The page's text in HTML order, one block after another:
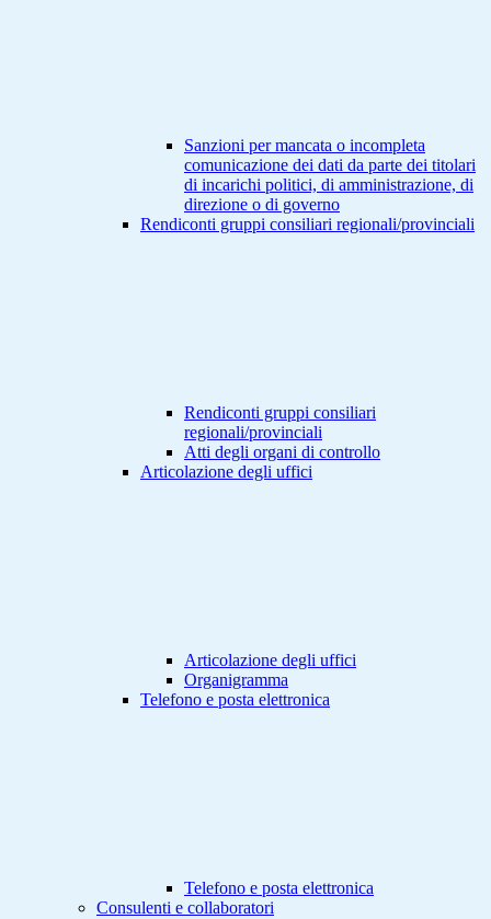
Sanzioni per mancata o incompleta
comunicazione dei dati da parte dei titolari
di incarichi politici, di amministrazione, di
direzione o di governo
Rendiconti gruppi consiliari regionali/provinciali
Rendiconti gruppi consiliari
regionali/provinciali
Atti degli organi di controllo
Articolazione degli uffici
Articolazione degli uffici
Organigramma
Telefono e posta elettronica
Telefono e posta elettronica
Consulenti e collaboratori